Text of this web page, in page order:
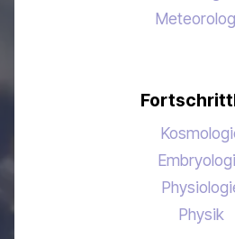
Physik